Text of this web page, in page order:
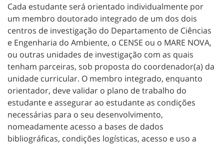
Cada estudante será orientado individualmente por
um membro doutorado integrado de um dos dois
centros de investigação do Departamento de Ciências
e Engenharia do Ambiente, o CENSE ou o MARE NOVA,
ou outras unidades de investigação com as quais
tenham parceiras, sob proposta do coordenador(a) da
unidade curricular. O membro integrado, enquanto
orientador, deve validar o plano de trabalho do
estudante e assegurar ao estudante as condições
necessárias para o seu desenvolvimento,
nomeadamente acesso a bases de dados
bibliográficas, condições logísticas, acesso e uso a